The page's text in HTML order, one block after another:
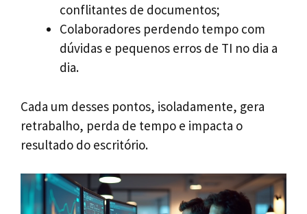
conflitantes de documentos;
Colaboradores perdendo tempo com
dúvidas e pequenos erros de TI no dia a
dia.
Cada um desses pontos, isoladamente, gera
retrabalho, perda de tempo e impacta o
resultado do escritório.